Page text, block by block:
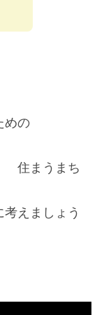
めの
住まうまち
えましょう